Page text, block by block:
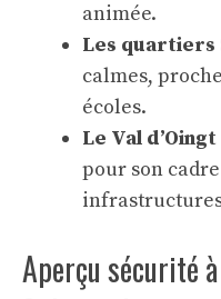
animée.
Les quartiers
calmes,
écoles.
Le Val d’Oingt
pour son
Aperçu sécurité